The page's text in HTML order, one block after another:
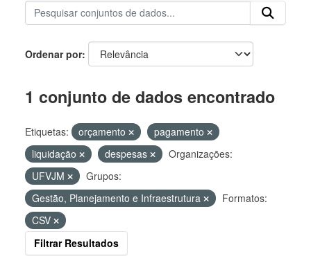
Ordenar por
1 conjunto de dados encontrado
Etiquetas: orçamento
pagamento
liquidação
despesas
Organizações:
UFVJM
Grupos:
Gestão, Planejamento e Infraestrutura
Formatos:
CSV
Filtrar Resultados